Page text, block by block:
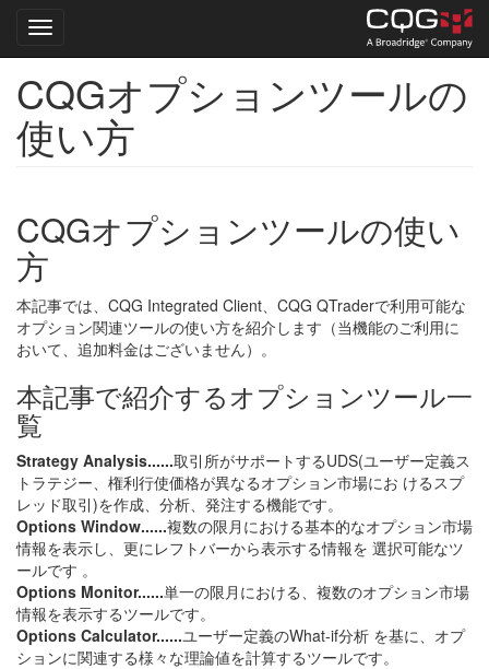
Skip
main
content
Toggle navigation
CQGオプションツールの
使い方
CQGオプションツールの使い
方
本記事では、CQG Integrated Client、CQG QTraderで利用可能な
オプション関連ツールの使い方を紹介します（当機能のご利用に
おいて、追加料金はございません）。
本記事で紹介するオプションツール一
覧
Strategy Analysis......取引所がサポートするUDS(ユーザー定義ス
トラテジー、権利行使価格が異なるオプション市場にお けるスプ
レッド取引)を作成、分析、発注する機能です。
Options Window......複数の限月における基本的なオプション市場
情報を表示し、更にレフトバーから表示する情報を 選択可能なツ
ールです 。
Options Monitor......単一の限月における、複数のオプション市場
情報を表示するツールです。
Options Calculator......ユーザー定義のWhat-if分析 を基に、オプ
ションに関連する様々な理論値を計算するツールです。